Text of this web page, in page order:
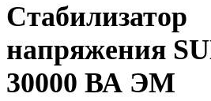
Стабилизатор
напряжения
30000 ВА ЭМ